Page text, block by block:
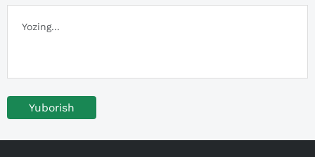
Yuborish